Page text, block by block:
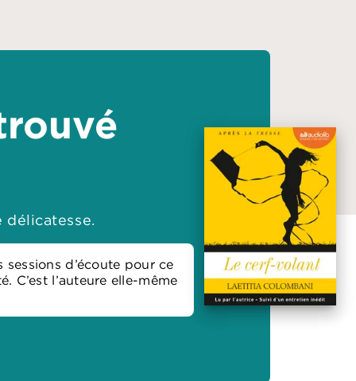
délicatesse.
d’écoute pour ce
C’est l’auteure elle-même